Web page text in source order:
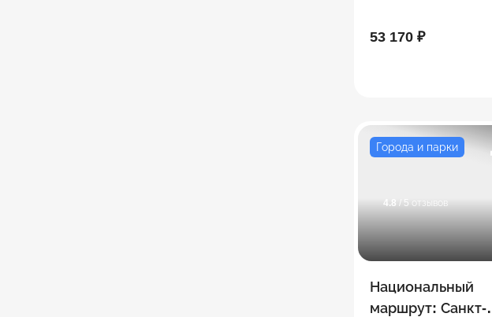
53 170 ₽
Города и парки
4.8 / 5 отзывов
Национальный
маршрут: Санкт-